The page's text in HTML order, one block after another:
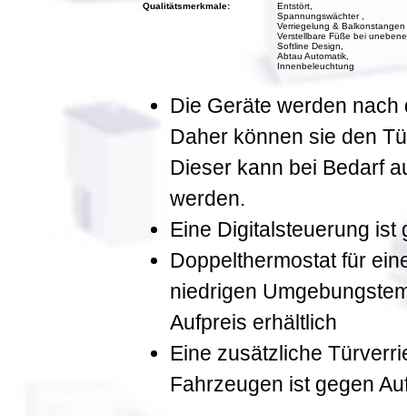
Qualitätsmerkmale:
Entstört,
Spannungswächter ,
Verriegelung &
Verstellbare Füße bei
Softline Design,
Abtau Automatik,
Innenbeleuchtung
Die Geräte werden
Daher können sie den
Dieser kann bei Bedarf
werden.
Eine Digitalsteuerung ist
Doppelthermostat für
niedrigen
Aufpreis erhältlich
Eine zusätzliche
Fahrzeugen ist gegen